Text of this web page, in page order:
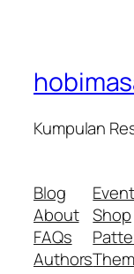
Kumpulan
Blog
About
FAQs
Authors
Shop